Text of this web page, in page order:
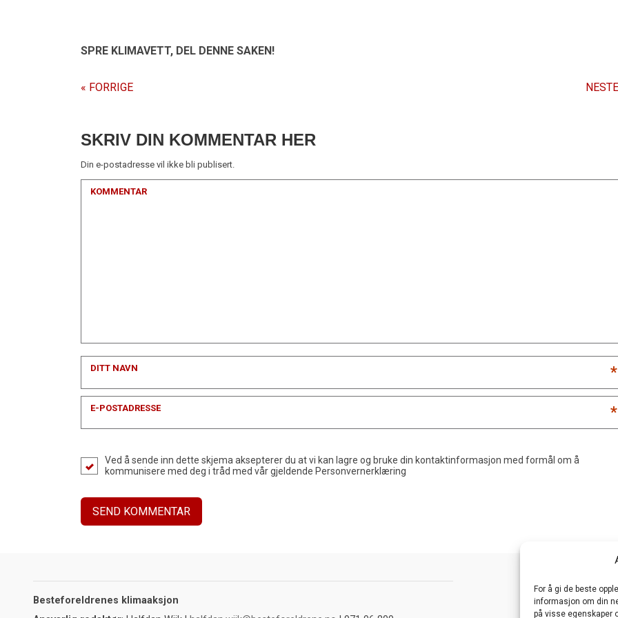
For å gi de beste
informasjon om din
på visse egenskaper
SPRE KLIMAVETT, DEL DENNE SAKEN!
« FORRIGE
SKRIV DIN KOMMENTAR HER
Din e-postadresse vil ikke bli publisert.
KOMMENTAR
DITT NAVN *
E-POSTADRESSE *
Ved å sende inn dette skjema aksepterer du at vi kan lagre og bruke din kontaktinformasjon med formål om å
kommunisere med deg i tråd med vår gjeldende Personvernerklæring
Besteforeldrenes klimaaksjon